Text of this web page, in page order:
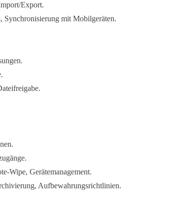
Export.
Synchronisierung mit Mobilgeräten.
Wipe, Gerätemanagement.
Aufbewahrungsrichtlinien.